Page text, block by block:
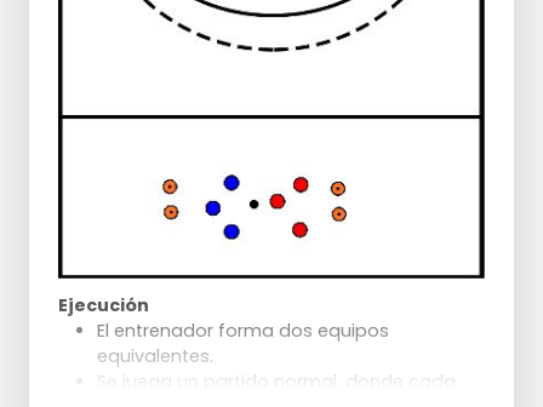
Ejecución
El entrenador forma dos equipos
equivalentes.
Se juega un partido normal, donde cada